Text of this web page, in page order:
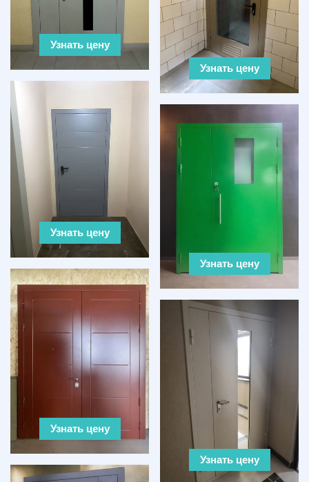
Узнать цену
Узнать цену
Узнать цену
Узнать цену
Узнать цену
Узнать цену